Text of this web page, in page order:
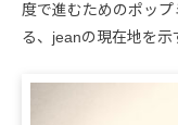
度で進むためのポッ
る、jeanの現在地を示